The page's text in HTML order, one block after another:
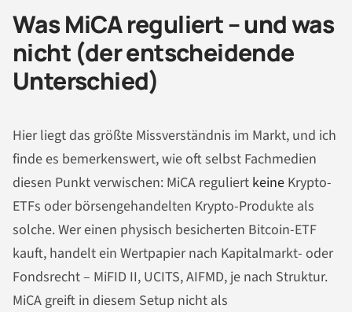
Was MiCA reguliert – und was
nicht (der entscheidende
Unterschied)
Hier liegt das größte Missverständnis im Markt, und ich
finde es bemerkenswert, wie oft selbst Fachmedien
diesen Punkt verwischen: MiCA reguliert keine Krypto-
ETFs oder börsengehandelten Krypto-Produkte als
solche. Wer einen physisch besicherten Bitcoin-ETF
kauft, handelt ein Wertpapier nach Kapitalmarkt- oder
Fondsrecht – MiFID II, UCITS, AIFMD, je nach Struktur.
MiCA greift in diesem Setup nicht als